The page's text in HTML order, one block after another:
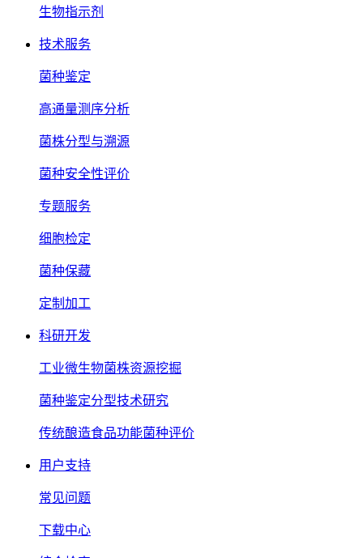
生物指示剂
技术服务
菌种鉴定
高通量测序分析
菌株分型与溯源
菌种安全性评价
专题服务
细胞检定
菌种保藏
定制加工
科研开发
工业微生物菌株资源挖掘
菌种鉴定分型技术研究
传统酿造食品功能菌种评价
用户支持
常见问题
下载中心